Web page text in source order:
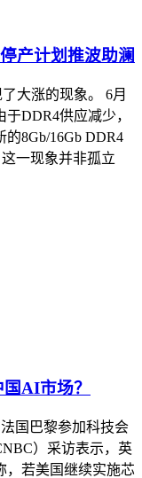
产计划推波助澜
大涨的现象。 6月
DDR4供应减少，
8Gb/16Gb DDR4
一现象并非孤立
AI市场？
国巴黎参加科技会
）采访表示，英
，若美国继续实施芯